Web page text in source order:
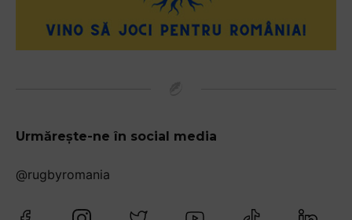
Urmărește-ne în social media
@rugbyromania